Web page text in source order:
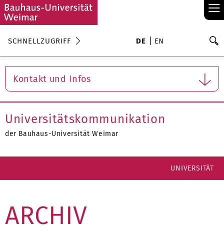
≡
SCHNELLZUGRIFF DE EN
Kontakt und Infos
Universitätskommunikation
der Bauhaus-Universität Weimar
UNIVERSITÄT
ARCHIV